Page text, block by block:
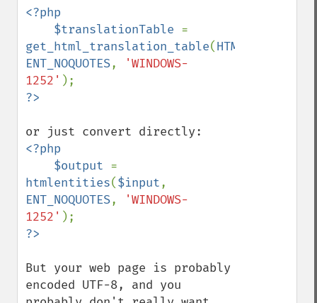
<?php
    $translationTable
get_html_translation_table(HTML_ENTITIES
ENT_NOQUOTES,
'WINDOWS-
1252'
<?php
    $output
htmlentities($input
ENT_NOQUOTES,
'WINDOWS-
1252'
But your web page is probably
encoded UTF-8, and you